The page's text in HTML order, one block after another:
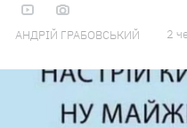
АНДРІЙ ГРАБОВСЬКИЙ 2